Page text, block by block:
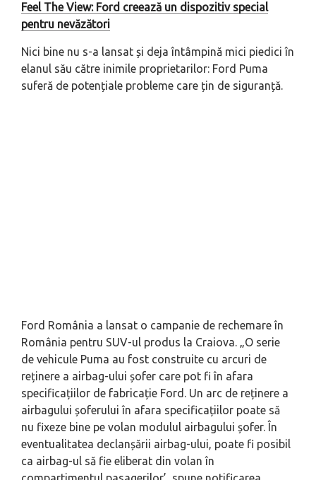
Feel The View: Ford creează un dispozitiv special
pentru nevăzători
Nici bine nu s-a lansat și deja întâmpină mici piedici în
elanul său către inimile proprietarilor: Ford Puma
suferă de potențiale probleme care țin de siguranță.
Ford România a lansat o campanie de rechemare în
România pentru SUV-ul produs la Craiova. „O serie
de vehicule Puma au fost construite cu arcuri de
reținere a airbag-ului șofer care pot fi în afara
specificațiilor de fabricație Ford. Un arc de reținere a
airbagului șoferului în afara specificațiilor poate să
nu fixeze bine pe volan modulul airbagului șofer. În
eventualitatea declanșării airbag-ului, poate fi posibil
ca airbag-ul să fie eliberat din volan în